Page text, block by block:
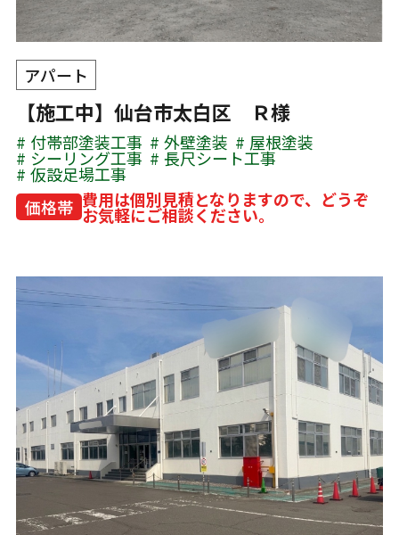
アパート
【施工中】仙台市太白区 Ｒ様
付帯部塗装工事 外壁塗装 屋根塗装
シーリング工事 長尺シート工事
仮設足場工事
価格帯 費用は個別見積となりますので、どうぞ
お気軽にご相談ください。